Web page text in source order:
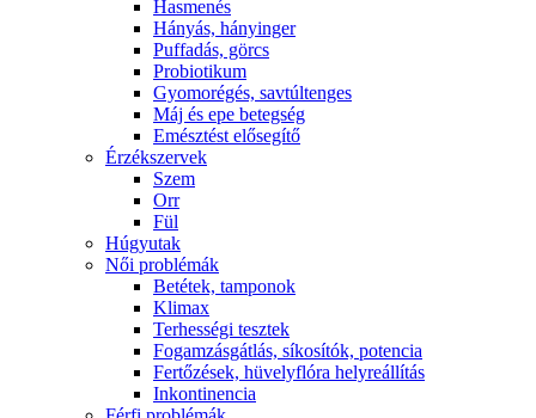
Hasmenés
Hányás, hányinger
Puffadás, görcs
Probiotikum
Gyomorégés, savtúltenges
Máj és epe betegség
Emésztést elősegítő
Érzékszervek
Szem
Orr
Fül
Húgyutak
Női problémák
Betétek, tamponok
Klimax
Terhességi tesztek
Fogamzásgátlás, síkosítók, potencia
Fertőzések, hüvelyflóra helyreállítás
Inkontinencia